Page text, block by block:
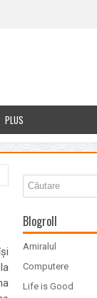
PLUS
Blogroll
Amiralul
Computere
Life is Good